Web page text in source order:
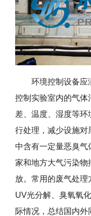
环境控制设备应
控制实验室内的气体
差、温度、湿度等
行处理，减少设施对
中含有一定量恶臭气
家和地方大气污染物
放。常用的废气处理
UV光分解、臭氧氧
际情况，总结国内